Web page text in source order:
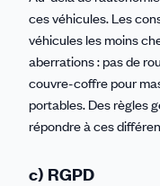
ces véhicules. Les
véhicules les moins
aberrations : pas de
couvre-coffre pour
portables. Des règles
répondre à ces
c) RGPD